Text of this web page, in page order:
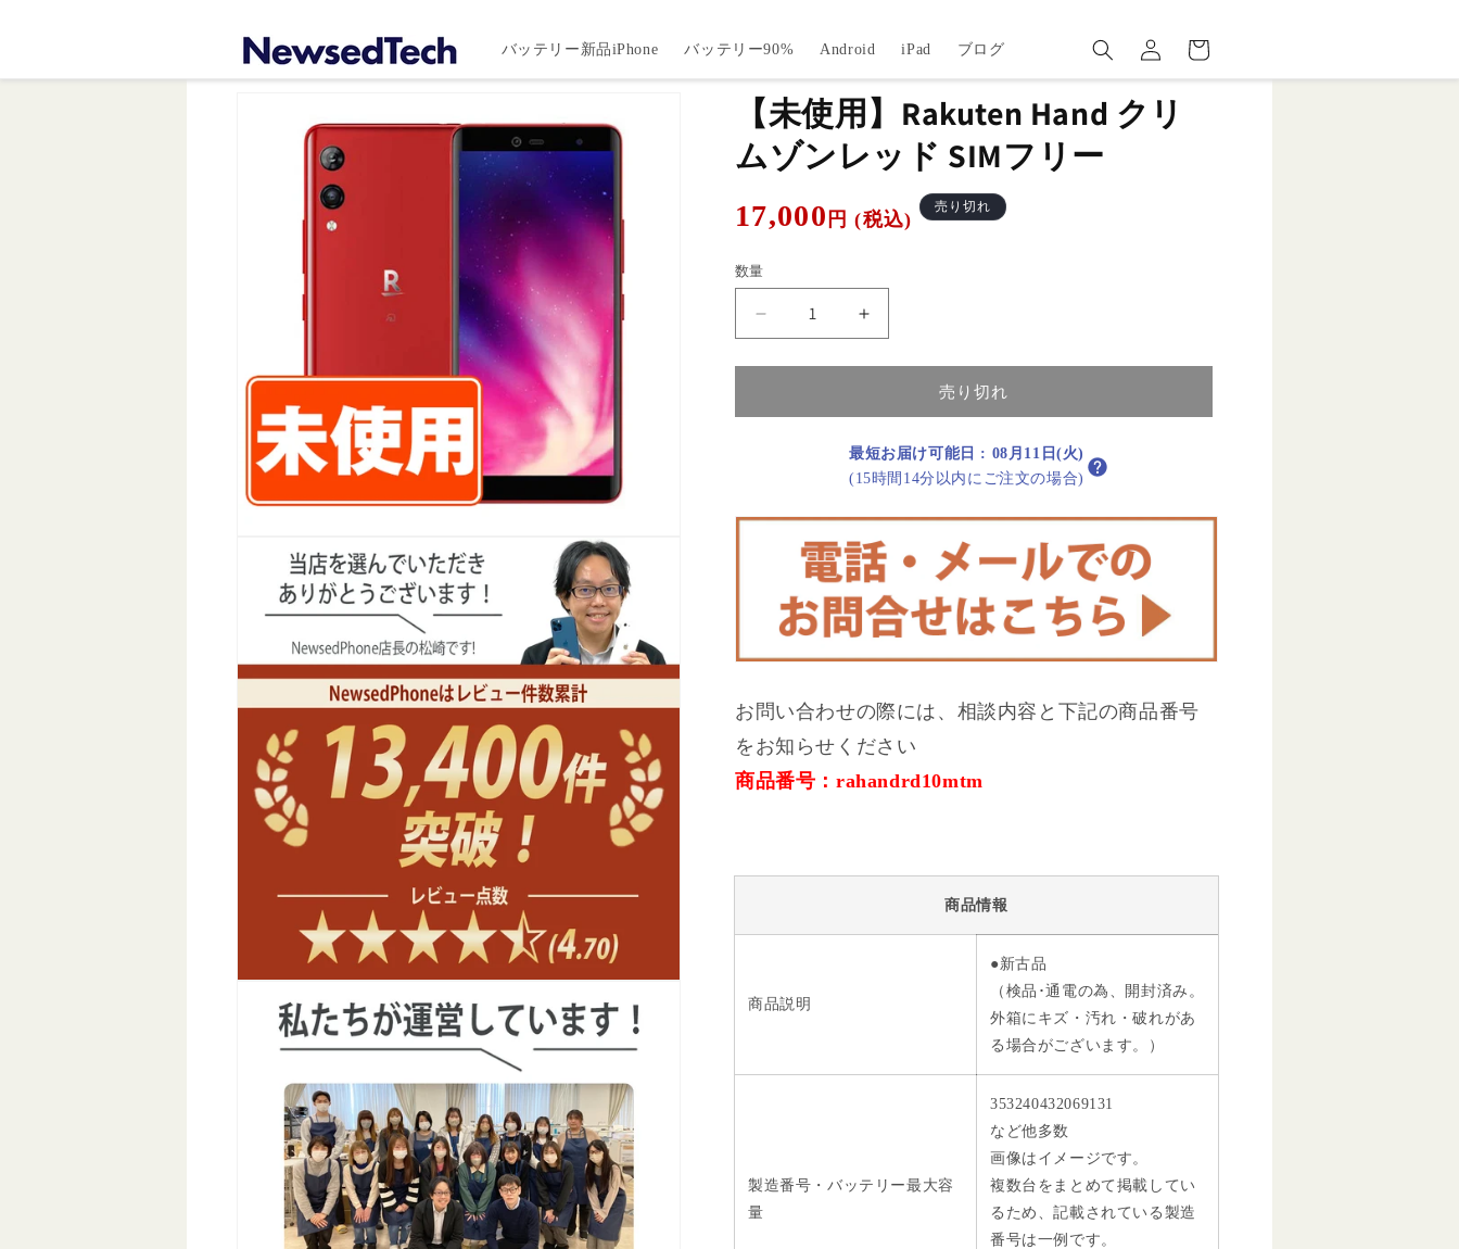
バッテリー新品iPhone バッテリー90% Android iPad ブログ
グ
イ
ー
ト
キップ
【未使用】Rakuten Hand クリ
ムゾンレッド SIMフリー
通
価
格
17,000 円 (税込)
売り切れ
数量
Hand
ゾ
SIM
リ
の
数
【未
Hand
ク
リ
ゾ
ン
レ
ッ
ド
SIM
リ
の
数
売り切れ
最短お届け可能日 : 08月11日(火)
(15時間14分以内にご注文の場合)
お問い合わせの際には、相談内容と下記の商品番号
をお知らせください
商品番号：rahandrd10mtm
商品情報
商品説明
●新古品
（検品･通電の為、開封済み。
外箱にキズ・汚れ・破れがあ
る場合がございます。）
製造番号・バッテリー最大容
量
353240432069131
など他多数
画像はイメージです。
複数台をまとめて掲載してい
るため、記載されている製造
番号は一例です。